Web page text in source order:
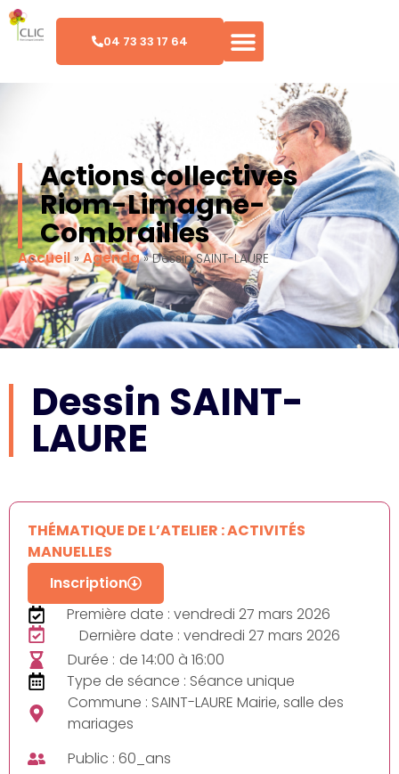
04 73 33 17 64
Actions collectives
Riom-Limagne-
Combrailles
Accueil»Agenda»Dessin SAINT-LAURE
Dessin SAINT-
LAURE
THÉMATIQUE DE L’ATELIER : ACTIVITÉS
MANUELLES
Inscription
Première date : vendredi 27 mars 2026
Dernière date : vendredi 27 mars 2026
Durée : de 14:00 à 16:00
Type de séance : Séance unique
Commune : SAINT-LAURE Mairie, salle des
mariages
Public : 60_ans